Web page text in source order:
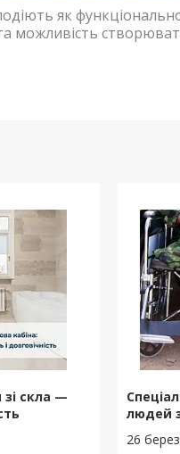
як
можливість
зі скла —
людей
26